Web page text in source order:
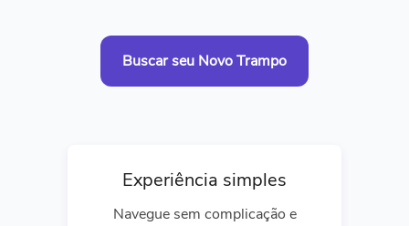
Buscar seu Novo Trampo
Experiência simples
Navegue sem complicação e